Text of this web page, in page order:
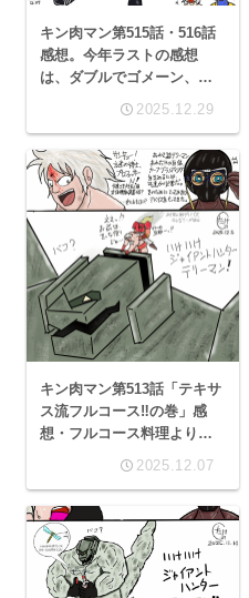
キン肉マン第515話・516話
感想。今年ラストの感想
は、ダブルでゴメーン、誠
2025.12.29
キン肉マン第513話「テキサ
ス流フルコース‼の巻」感
想・フルコース料理より、
てしまう私は貧乏舌？
2025.12.07